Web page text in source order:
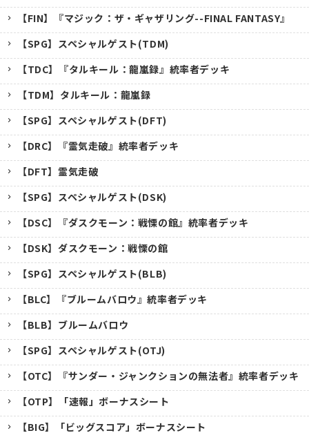
【FIN】『マジック：ザ・ギャザリング--FINAL FANTASY』
【SPG】スペシャルゲスト(TDM)
【TDC】『タルキール：龍嵐録』統率者デッキ
【TDM】タルキール：龍嵐録
【SPG】スペシャルゲスト(DFT)
【DRC】『霊気走破』統率者デッキ
【DFT】霊気走破
【SPG】スペシャルゲスト(DSK)
【DSC】『ダスクモーン：戦慄の館』統率者デッキ
【DSK】ダスクモーン：戦慄の館
【SPG】スペシャルゲスト(BLB)
【BLC】『ブルームバロウ』統率者デッキ
【BLB】ブルームバロウ
【SPG】スペシャルゲスト(OTJ)
【OTC】『サンダー・ジャンクションの無法者』統率者デッキ
【OTP】「速報」ボーナスシート
【BIG】「ビッグスコア」ボーナスシート